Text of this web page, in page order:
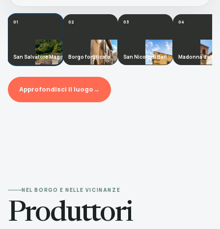
01
San Salvatore Maggiore
02
Borgo fortificato
03
San Nicola di Bari
04
Madonna della
Approfondisci il luogo→
NEL BORGO E NELLE VICINANZE
Produttori